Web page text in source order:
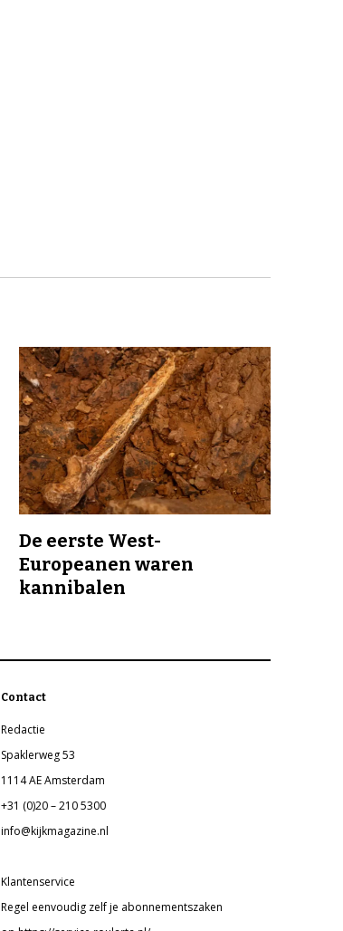
De eerste West-
Europeanen waren
kannibalen
Contact
Redactie
Spaklerweg 53
1114 AE Amsterdam
+31 (0)20 – 210 5300
info@kijkmagazine.nl
Klantenservice
Regel eenvoudig zelf je abonnementszaken